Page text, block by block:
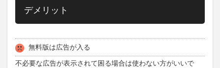
デメリット
無料版は広告が入る
不必要な広告が表示されて困る場合は使わない方がいいで